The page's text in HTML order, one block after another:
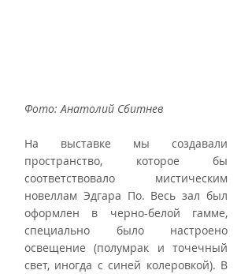
Фото: Анатолий Сбитнев
На выставке мы создавали
пространство, которое бы
соответствовало мистическим
новеллам Эдгара По. Весь зал был
оформлен в черно-белой гамме,
специально было настроено
освещение (полумрак и точечный
свет, иногда с синей колеровкой). В